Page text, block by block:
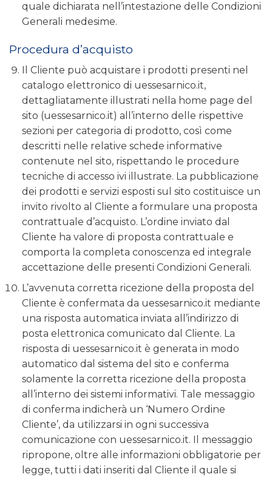
quale dichiarata nell’intestazione delle Condizioni
Generali medesime.
Procedura d’acquisto
Il Cliente può acquistare i prodotti presenti nel
catalogo elettronico di uessesarnico.it,
dettagliatamente illustrati nella home page del
sito (uessesarnico.it) all’interno delle rispettive
sezioni per categoria di prodotto, così come
descritti nelle relative schede informative
contenute nel sito, rispettando le procedure
tecniche di accesso ivi illustrate. La pubblicazione
dei prodotti e servizi esposti sul sito costituisce un
invito rivolto al Cliente a formulare una proposta
contrattuale d’acquisto. L’ordine inviato dal
Cliente ha valore di proposta contrattuale e
comporta la completa conoscenza ed integrale
accettazione delle presenti Condizioni Generali.
L’avvenuta corretta ricezione della proposta del
Cliente è confermata da uessesarnico.it mediante
una risposta automatica inviata all’indirizzo di
posta elettronica comunicato dal Cliente. La
risposta di uessesarnico.it è generata in modo
automatico dal sistema del sito e conferma
solamente la corretta ricezione della proposta
all’interno dei sistemi informativi. Tale messaggio
di conferma indicherà un ‘Numero Ordine
Cliente’, da utilizzarsi in ogni successiva
comunicazione con uessesarnico.it. Il messaggio
ripropone, oltre alle informazioni obbligatorie per
legge, tutti i dati inseriti dal Cliente il quale si